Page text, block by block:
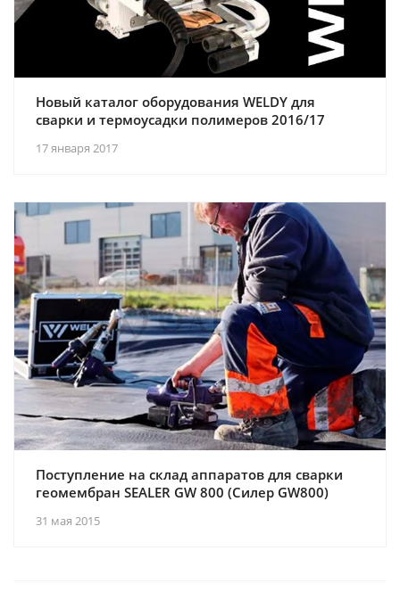
17 января 2017
Новый каталог оборудования WELDY для
сварки и термоусадки полимеров 2016/17
31 мая 2015
Поступление на склад аппаратов для сварки
геомембран SEALER GW 800 (Силер GW800)